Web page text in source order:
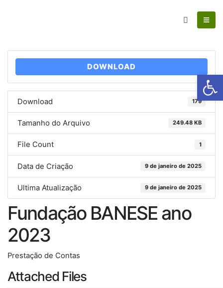
DOWNLOAD
Download 179
Tamanho do Arquivo 249.48 KB
File Count 1
Data de Criação 9 de janeiro de 2025
Ultima Atualização 9 de janeiro de 2025
Fundação BANESE ano
2023
Prestação de Contas
Attached Files